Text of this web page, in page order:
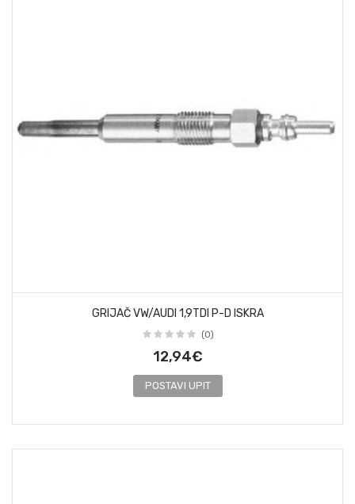
GRIJAČ VW/AUDI 1,9TDI P-D ISKRA
(0)
12,94€
POSTAVI UPIT